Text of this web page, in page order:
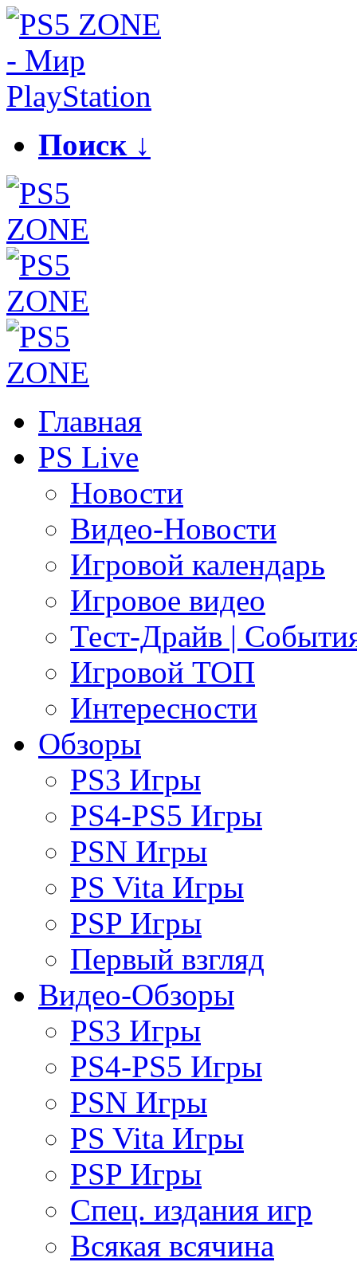
Поиск ↓
Главная
PS Live
Новости
Видео-Новости
Игровой календарь
Игровое видео
Тест-Драйв |
Игровой ТОП
Интересности
Обзоры
PS3 Игры
PS4-PS5 Игры
PSN Игры
PS Vita Игры
PSP Игры
Первый взгляд
Видео-Обзоры
PS3 Игры
PS4-PS5 Игры
PSN Игры
PS Vita Игры
PSP Игры
Спец. издания игр
Всякая всячина